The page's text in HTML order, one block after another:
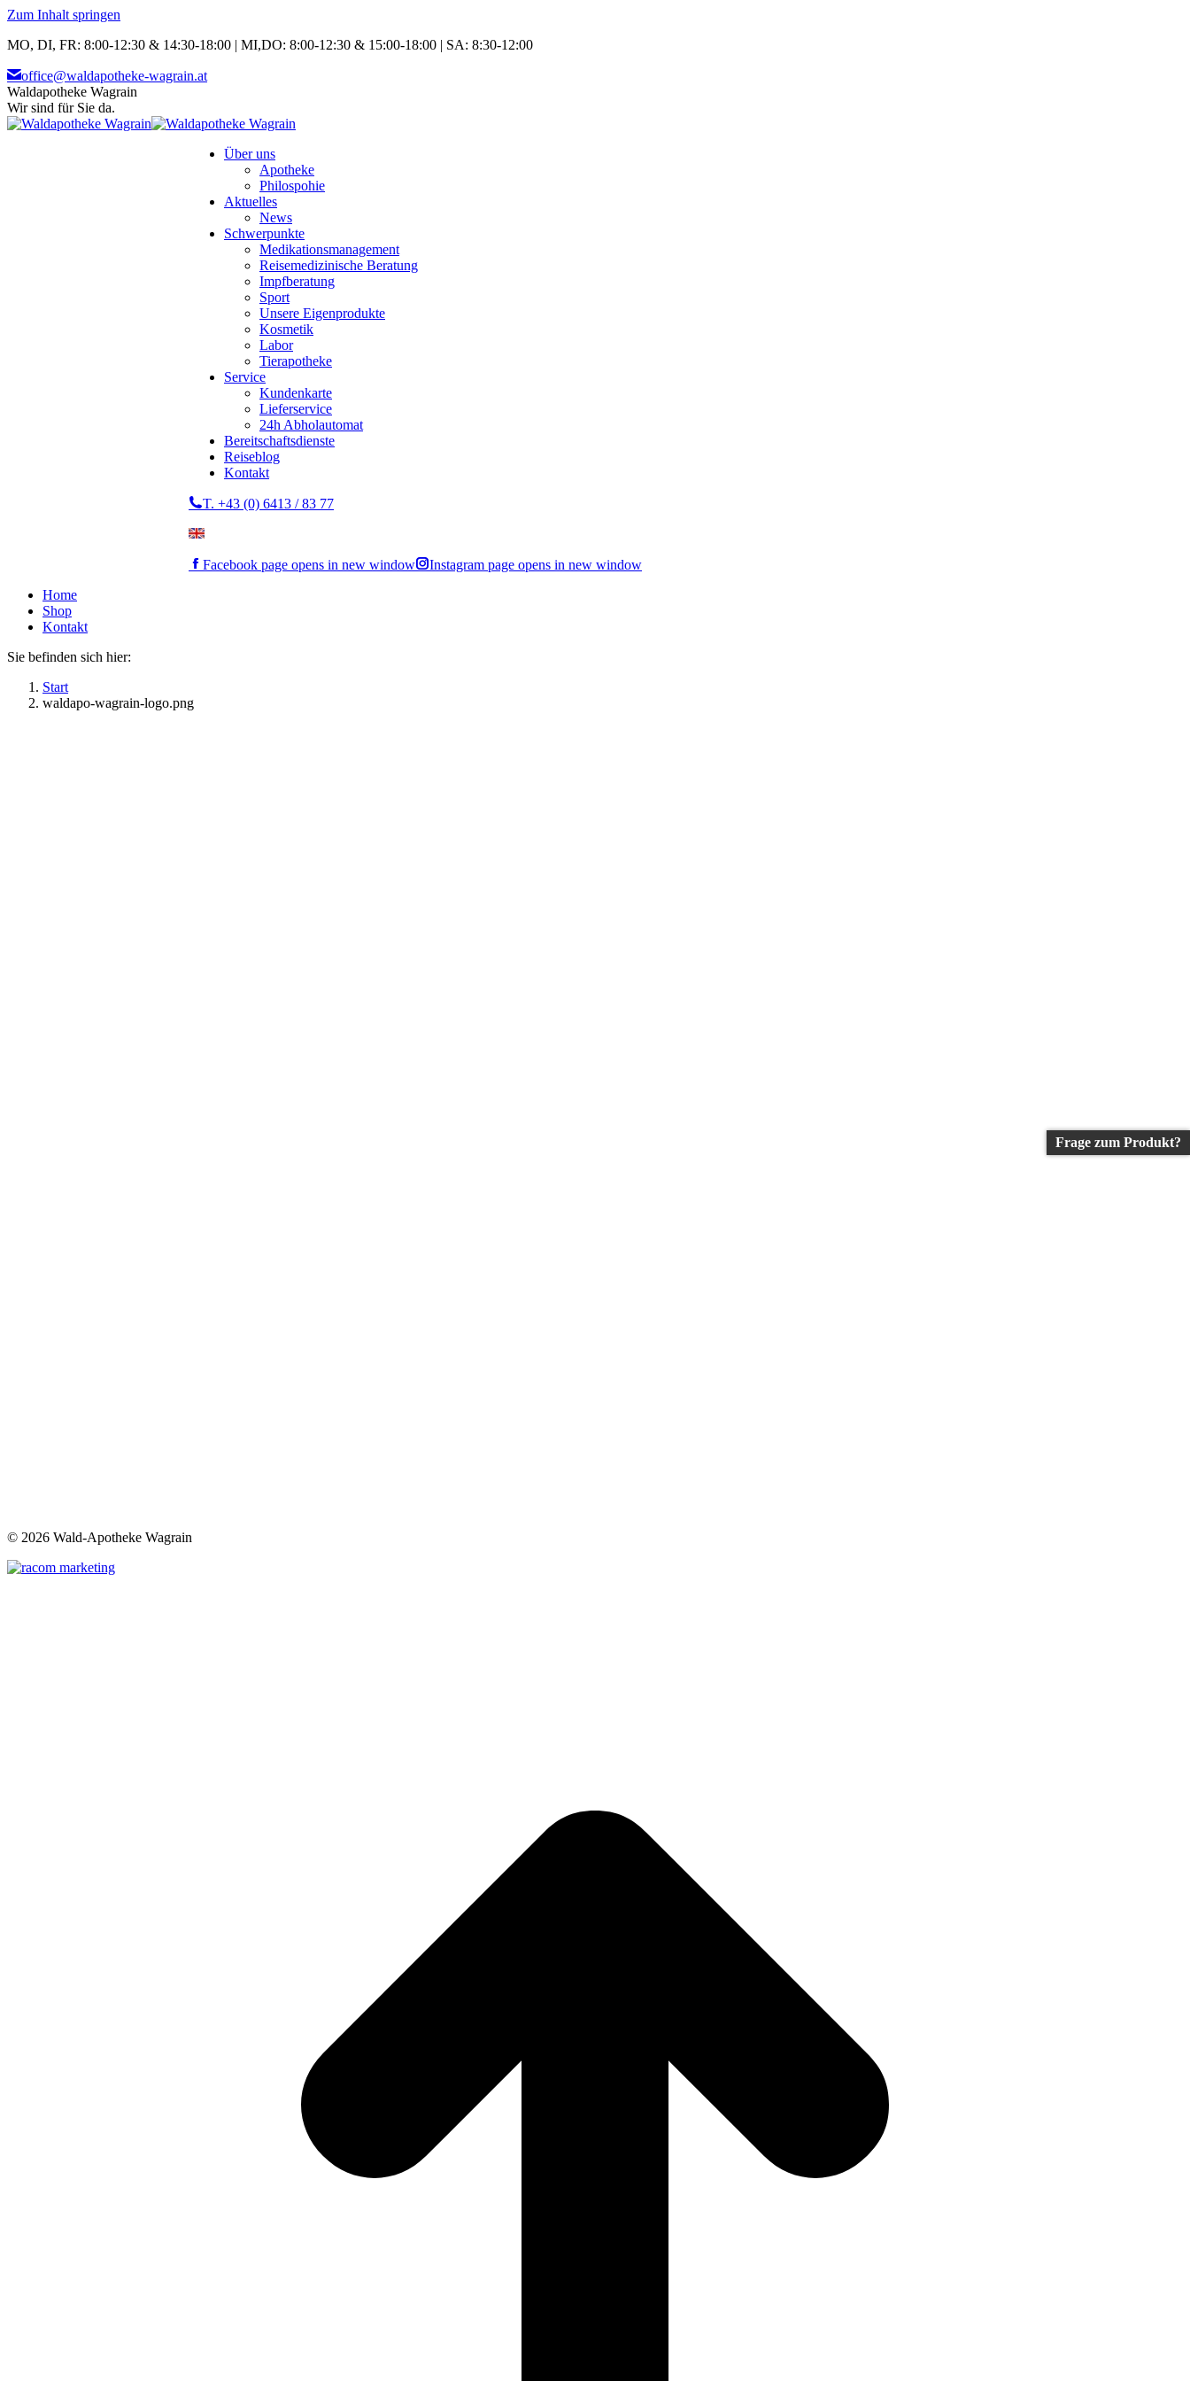
Zum Inhalt springen
MO, DI, FR: 8:00-12:30 & 14:30-18:00 | MI,DO: 8:00-12:30 & 15:00-18:00 | SA: 8:30-12:00
office@waldapotheke-wagrain.at
Waldapotheke Wagrain
Wir sind für Sie da.
Über uns
Apotheke
Philospohie
Aktuelles
News
Schwerpunkte
Medikationsmanagement
Reisemedizinische Beratung
Impfberatung
Sport
Unsere Eigenprodukte
Kosmetik
Labor
Tierapotheke
Service
Kundenkarte
Lieferservice
24h Abholautomat
Bereitschaftsdienste
Reiseblog
Kontakt
T. +43 (0) 6413 / 83 77
Facebook page opens in new window
Instagram page opens in new window
Home
Shop
Kontakt
Sie befinden sich hier:
Start
waldapo-wagrain-logo.png
© 2026 Wald-Apotheke Wagrain
Frage zum Produkt?